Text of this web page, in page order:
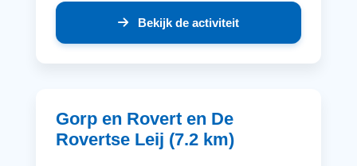
Bekijk de activiteit
Gorp en Rovert en De
Rovertse Leij (7.2 km)